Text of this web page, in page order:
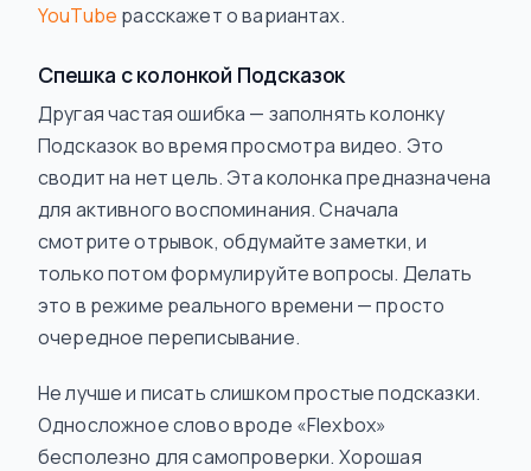
YouTube расскажет о вариантах.
Спешка с колонкой Подсказок
Другая частая ошибка — заполнять колонку
Подсказокво времяпросмотра видео. Это
сводит на нет цель. Эта колонка предназначена
для активного воспоминания. Сначала
смотрите отрывок, обдумайте заметки, и
только потомформулируйте вопросы. Делать
это в режиме реального времени — просто
очередное переписывание.
Не лучше и писать слишком простые подсказки.
Односложное слово вроде «Flexbox»
бесполезно для самопроверки. Хорошая